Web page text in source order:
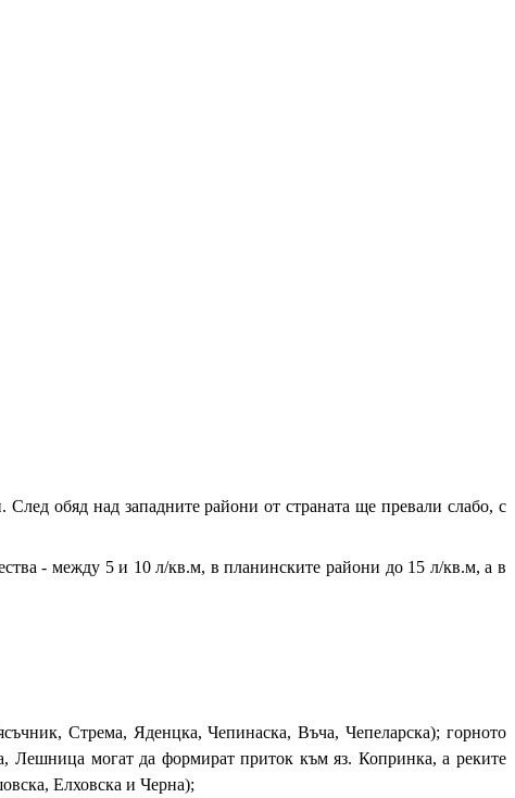
обяд над западните райони от страната ще превали слабо, с
- между 5 и 10 л/кв.м, в планинските райони до 15 л/кв.м, а в
Стрема, Яденцка, Чепинаска, Въча, Чепеларска); горното
могат да формират приток към яз. Копринка, а реките
Елховска и Черна);